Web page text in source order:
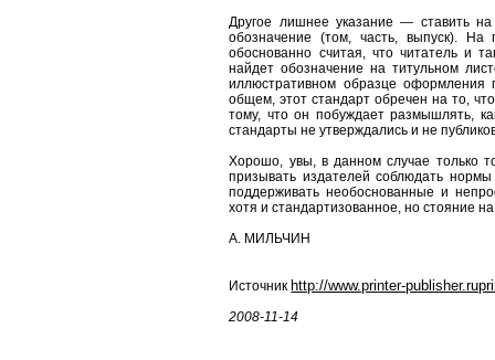
Другое лишнее указание — ставить
обозначение (том, часть, выпуск). На
обоснованно считая, что читатель и
найдет обозначение на титульном
иллюстративном образце
общем, этот стандарт обречен на то,
тому, что он побуждает размышлять,
стандарты не утверждались и не
Хорошо, увы, в данном случае только
призывать издателей соблюдать
поддерживать необоснованные и
хотя и стандартизованное, но стояние
А. МИЛЬЧИН
Источник http://www.printer-
2008-11-14